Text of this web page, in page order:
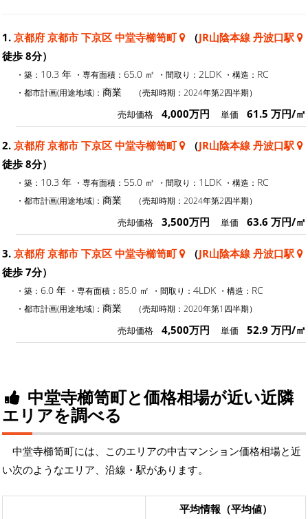
1. 京都府 京都市 下京区 中堂寺櫛笥町 （JR山陰本線 丹波口駅
徒歩 8分）
・築： 10.3 年 ・専有面積： 65.0 ㎡ ・間取り： 2LDK ・構造： RC
・都市計画(用途地域)： 商業 （売却時期：2024年第2四半期）
売却価格 4,000万円 単価 61.5 万円/㎡
2. 京都府 京都市 下京区 中堂寺櫛笥町 （JR山陰本線 丹波口駅
徒歩 8分）
・築： 10.3 年 ・専有面積： 55.0 ㎡ ・間取り： 1LDK ・構造： RC
・都市計画(用途地域)： 商業 （売却時期：2024年第2四半期）
売却価格 3,500万円 単価 63.6 万円/㎡
3. 京都府 京都市 下京区 中堂寺櫛笥町 （JR山陰本線 丹波口駅
徒歩 7分）
・築： 6.0 年 ・専有面積： 85.0 ㎡ ・間取り： 4LDK ・構造： RC
・都市計画(用途地域)： 商業 （売却時期：2020年第1四半期）
売却価格 4,500万円 単価 52.9 万円/㎡
中堂寺櫛笥町と価格相場が近い近隣
エリアを調べる
中堂寺櫛笥町には、このエリアの中古マンション価格相場と近
い次のようなエリア、沿線・駅があります。
平均情報（平均値）